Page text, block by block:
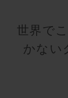
世界で
かない